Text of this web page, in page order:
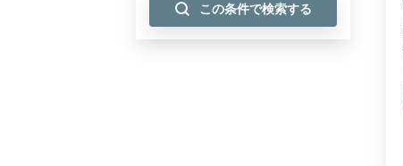
この条件で検索する